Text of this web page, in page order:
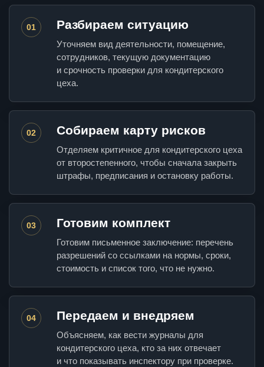
01 Разбираем ситуацию
Уточняем вид деятельности, помещение,
сотрудников, текущую документацию
и срочность проверки для кондитерского
цеха.
02 Собираем карту рисков
Отделяем критичное для кондитерского цеха
от второстепенного, чтобы сначала закрыть
штрафы, предписания и остановку работы.
03 Готовим комплект
Готовим письменное заключение: перечень
разрешений со ссылками на нормы, сроки,
стоимость и список того, что не нужно.
04 Передаем и внедряем
Объясняем, как вести журналы для
кондитерского цеха, кто за них отвечает
и что показывать инспектору при проверке.